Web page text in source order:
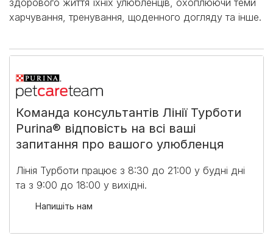
харчування, тренування, щоденного догляду та інше.
Команда консультантів Лінії Турботи
Purina® відповість на всі ваші
запитання про вашого улюбленця
Лінія Турботи працює з 8:30 до 21:00 у будні дні
та з 9:00 до 18:00 у вихідні.​
Напишіть нам